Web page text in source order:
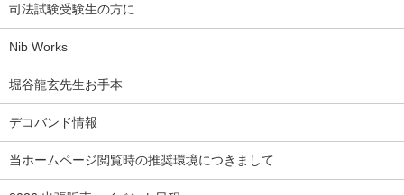
司法試験受験生の方に
Nib Works
堀谷龍玄先生お手本
デコバンド情報
当ホームページ閲覧時の推奨環境につきまして